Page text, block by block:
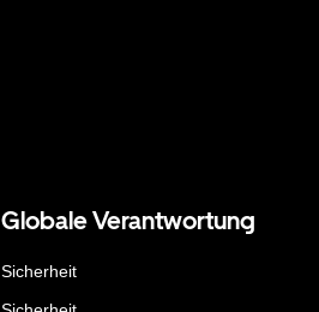
Globale Verantwortung
Sicherheit